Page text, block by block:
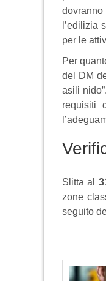
dovranno
l’edilizia
per le
Per
del DM
asili
requisiti
Slitta al
zone
seguito